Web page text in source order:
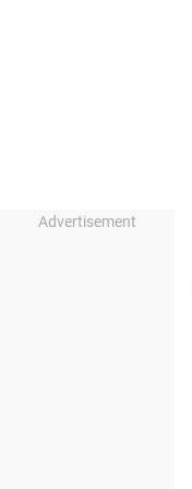
Advertisement